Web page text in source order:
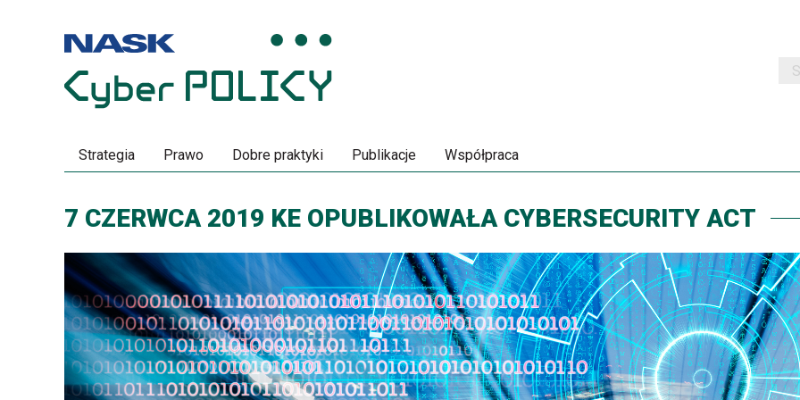
Przeskocz
Przeskocz
Strategia Prawo Dobre praktyki Publikacje Współpraca
7 CZERWCA 2019 KE OPUBLIKOWAŁA CYBERSECURITY ACT